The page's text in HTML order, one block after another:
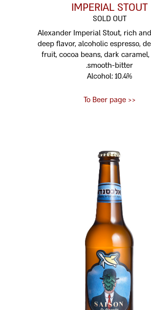
IMPERIAL STOUT
SOLD OUT
Alexander Imperial Stout, rich
deep flavor, alcoholic espresso,
fruit, cocoa beans, dark
smooth-bitter.
Alcohol: 10.4%
<< To Beer page